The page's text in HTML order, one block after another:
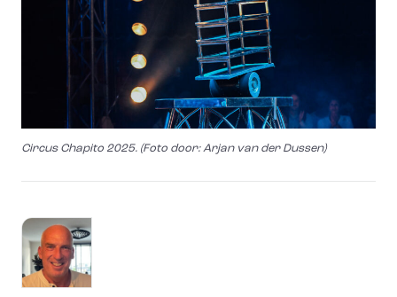
Circus Chapito 2025. (Foto door: Arjan van der Dussen)